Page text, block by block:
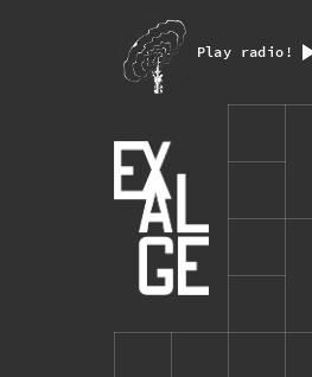
Play radio!